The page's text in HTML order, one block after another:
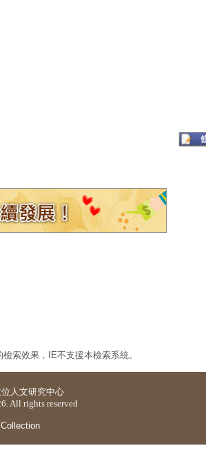
索效果，IE不支援本檢索系統。
人文研究中心
All rights reserved